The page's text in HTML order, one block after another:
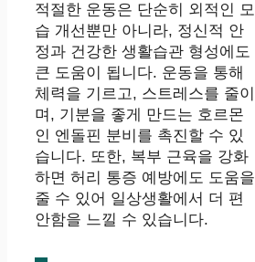
적절한 운동은 단순히 외적인 모
습 개선뿐만 아니라, 정신적 안
정과 건강한 생활습관 형성에도
큰 도움이 됩니다. 운동을 통해
체력을 기르고, 스트레스를 줄이
며, 기분을 좋게 만드는 호르몬
인 엔돌핀 분비를 촉진할 수 있
습니다. 또한, 복부 근육을 강화
하면 허리 통증 예방에도 도움을
줄 수 있어 일상생활에서 더 편
안함을 느낄 수 있습니다.